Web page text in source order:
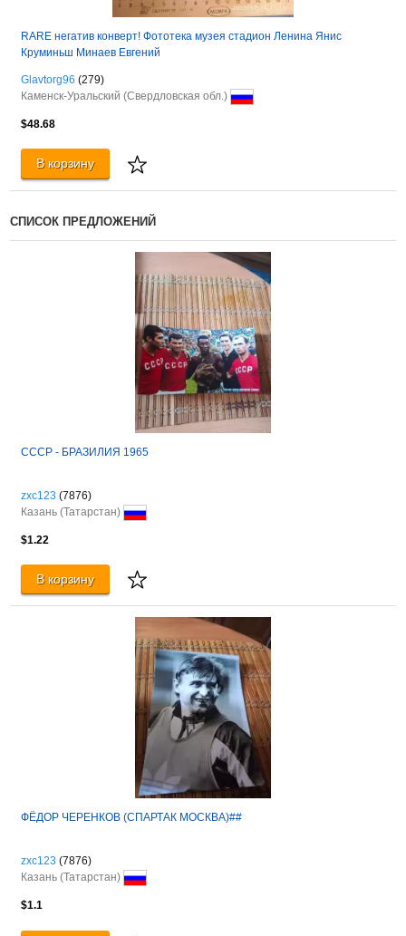
RARE негатив конверт! Фототека музея стадион Ленина Янис
Круминьш Минаев Евгений
Glavtorg96 (279)
Каменск-Уральский (Свердловская обл.)
$48.68
В корзину
СПИСОК ПРЕДЛОЖЕНИЙ
СССР - БРАЗИЛИЯ 1965
zxc123 (7876)
Казань (Татарстан)
$1.22
В корзину
ФЁДОР ЧЕРЕНКОВ (СПАРТАК МОСКВА)##
zxc123 (7876)
Казань (Татарстан)
$1.1